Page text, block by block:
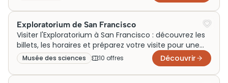
Exploratorium de San Francisco
Visiter l'Exploratorium à San Francisco : découvrez les
billets, les horaires et préparez votre visite pour une
expérience immersive inoubliable!
Musée des sciences 10 offres Découvrir